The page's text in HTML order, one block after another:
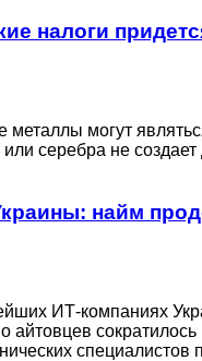
налоги
металлы могут
серебра не
найм
ИТ-компаниях
айтовцев
специалистов